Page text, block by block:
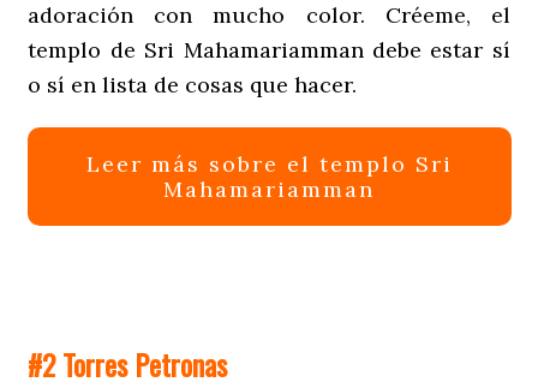
adoración con mucho color. Créeme, el
templo de Sri Mahamariamman debe estar sí
o sí en lista de cosas que hacer.
Leer más sobre el templo Sri
Mahamariamman
#2 Torres Petronas